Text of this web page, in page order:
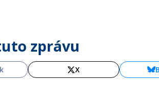
zprávu
X